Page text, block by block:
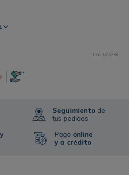
Cód:673738
Seguimiento de
tus pedidos
Pago online
y a crédito